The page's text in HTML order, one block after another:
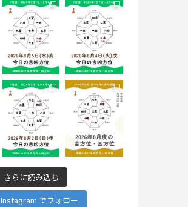
さらに読み込む
Instagram でフォロー